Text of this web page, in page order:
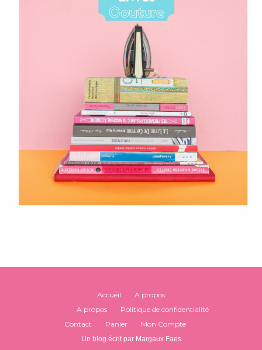
Accueil
A propos
A propos
Politique de confidentialité
Contact
Panier Mon Compte
Un blog écrit par Margaux Faes